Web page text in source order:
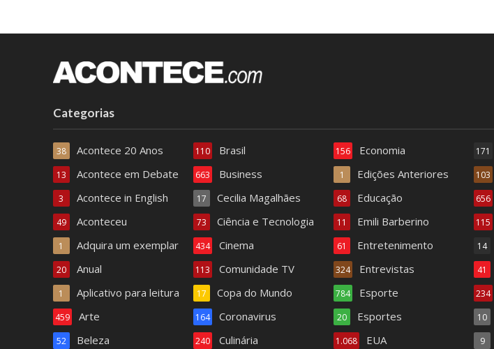
Categorias
Acontece 20 Anos
38
Acontece em Debate
13
Acontece in English
3
Aconteceu
49
Adquira um exemplar
1
Anual
20
Aplicativo para leitura
1
Arte
459
Beleza
52
Brasil
110
Business
663
Cecilia Magalhães
17
Ciência e Tecnologia
73
Cinema
434
Comunidade TV
113
Copa do Mundo
17
Coronavirus
164
Culinária
240
Economia
156
Edições Anteriores
1
Educação
68
Emili Barberino
11
Entretenimento
61
Entrevistas
324
Esporte
784
Esportes
20
EUA
1.068
171
103
656
115
14
41
234
10
9